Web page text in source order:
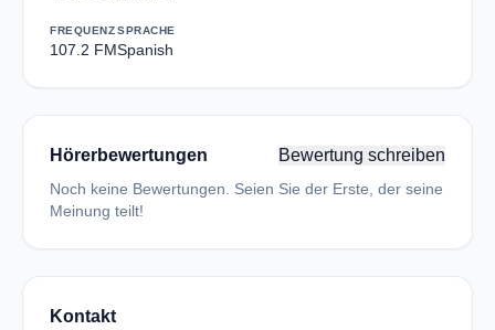
FREQUENZ
107.2 FM
SPRACHE
Spanish
Hörerbewertungen Bewertung schreiben
Noch keine Bewertungen. Seien Sie der Erste, der seine
Meinung teilt!
Kontakt